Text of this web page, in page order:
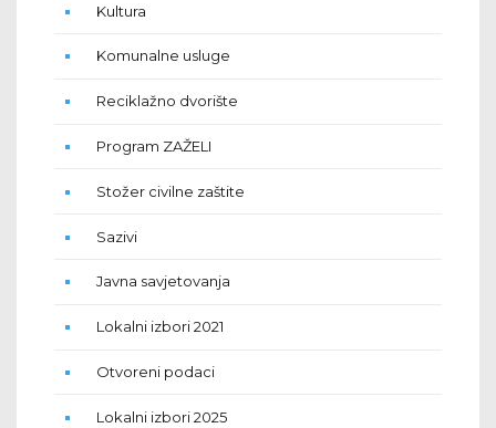
Kultura
Komunalne usluge
Reciklažno dvorište
Program ZAŽELI
Stožer civilne zaštite
Sazivi
Javna savjetovanja
Lokalni izbori 2021
Otvoreni podaci
Lokalni izbori 2025